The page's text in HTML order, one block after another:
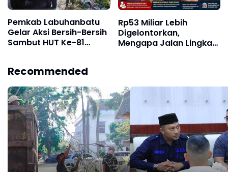
Pemkab Labuhanbatu
Gelar Aksi Bersih-Bersih
Sambut HUT Ke-81
Rp53 Miliar Lebih
Digelontorkan,
Mengapa Jalan Lingkar
Recommended